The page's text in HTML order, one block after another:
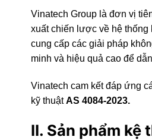
Vinatech Group là đơn vị
xuất chiến lược về hệ thống
cung cấp các giải pháp
minh và hiệu quả cao để
Vinatech cam kết đáp ứng
kỹ thuậtAS 4084-2023.
II. Sản phẩm